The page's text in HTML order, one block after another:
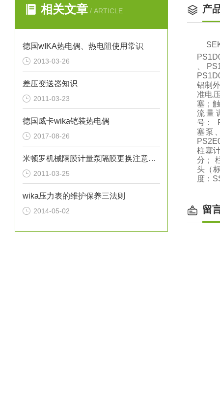
相关文章 / ARTICLE
德国wIKA热电偶、热电阻使用常识
2013-03-26
差压变送器知识
2011-03-23
德国威卡wika铠装热电偶
2017-08-26
米顿罗机械隔膜计量泵隔膜更换注意事项
2011-03-25
wika压力表的维护保养三法则
2014-05-02
产
、
铝制
准电
塞；
流量
号：
塞泵
柱塞
分；
头（
度：
留